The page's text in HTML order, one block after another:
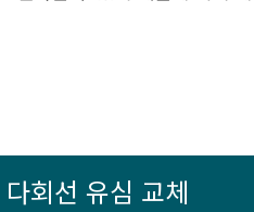
회선 유심 교체